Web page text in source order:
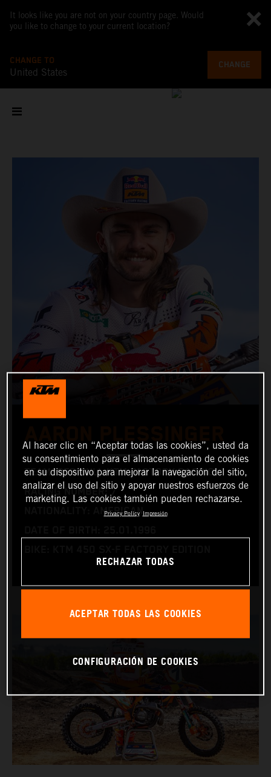
It looks like you are not on your country page. Would
you like to change to your current location?
CHANGE TO
United States
CHANGE
AARON PLESSINGER
TEAM: RED BULL KTM FACTORY RACING
RACING NUMBER: 7
NATIONALITY: AMERICAN
Al hacer clic en “Aceptar todas las cookies”, usted da
su consentimiento para el almacenamiento de cookies
en su dispositivo para mejorar la navegación del sitio,
analizar el uso del sitio y apoyar nuestros esfuerzos de
marketing. Las cookies también pueden rechazarse.
Privacy Policy Impresión
RECHAZAR TODAS
ACEPTAR TODAS LAS COOKIES
CONFIGURACIÓN DE COOKIES